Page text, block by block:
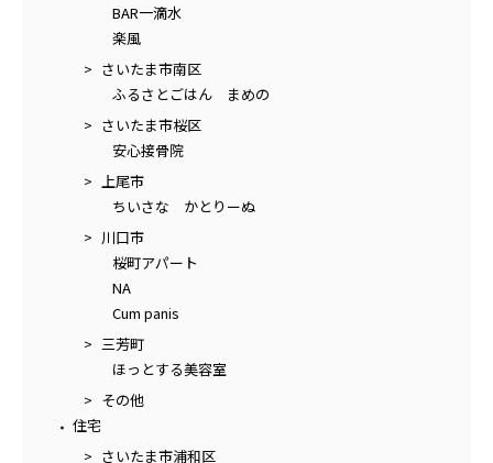
BAR一滴水
楽風
さいたま市南区
ふるさとごはん まめの
さいたま市桜区
安心接骨院
上尾市
ちいさな かとりーぬ
川口市
桜町アパート
NA
Cum panis
三芳町
ほっとする美容室
その他
住宅
さいたま市浦和区